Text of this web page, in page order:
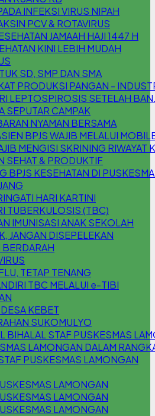
INFEKSI VIRUS NIPAH
PCV & ROTAVIRUS
JAMAAH HAJI 1447 H
KINI LEBIH MUDAH
SD, SMP DAN SMA
PRODUKSI PANGAN -
LEPTOSPIROSIS SETELAH
SEPUTAR CAMPAK
NYAMAN BERSAMA
BPJS WAJIB MELALUI
MENGISI SKRINING RIWAYAT
SEHAT & PRODUKTIF
BPJS KESEHATAN DI
HARI KARTINI
TUBERKULOSIS (TBC)
IMUNISASI ANAK SEKOLAH
JANGAN DISEPELEKAN
TETAP TENANG
TBC MELALUI e-TIBI
KEBET
SUKOMULYO
BIHALAL STAF PUSKESMAS
LAMONGAN DALAM
PUSKESMAS LAMONGAN
LAMONGAN
LAMONGAN
LAMONGAN